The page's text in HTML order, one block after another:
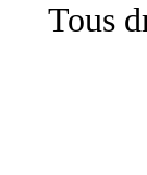
Tous